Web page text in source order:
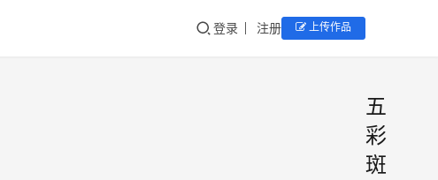
登录 注册 上传作品
五
彩
斑